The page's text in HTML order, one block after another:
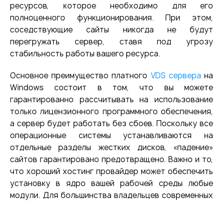
ресурсов, которое необходимо для его
полноценного функционирования. При этом,
соседствующие сайты никогда не будут
перегружать сервер, ставя под угрозу
стабильность работы вашего ресурса.
Основное преимущество платного VDS сервера на
Windows состоит в том, что вы можете
гарантированно рассчитывать на использование
только лицензионного программного обеспечения,
а сервер будет работать без сбоев. Поскольку все
операционные системы устанавливаются на
отдельные разделы жестких дисков, «падение»
сайтов гарантировано предотвращено. Важно и то,
что хороший хостинг провайдер может обеспечить
установку в ядро вашей рабочей среды любые
модули. Для большинства владельцев современных